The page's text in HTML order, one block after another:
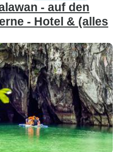
- auf den
- Hotel & (alles